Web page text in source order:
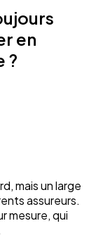
en
?
mais un large
assureurs.
mesure, qui